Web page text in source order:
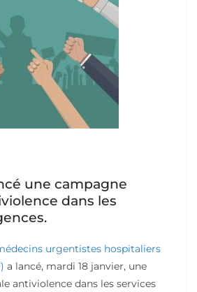
une campagne
dans les
urgentistes hospitaliers
a lancé, mardi 18 janvier, une
antiviolence dans les services